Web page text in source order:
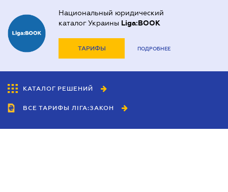
Национальный юридический
каталог Украины Liga:BOOK
ТАРИФЫ ПОДРОБНЕЕ
КАТАЛОГ РЕШЕНИЙ
ВСЕ ТАРИФЫ ЛІГА:ЗАКОН